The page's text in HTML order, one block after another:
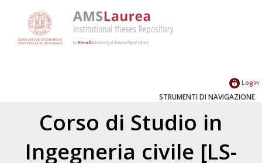
Login
STRUMENTI DI NAVIGAZIONE
Corso di Studio in
Ingegneria civile [LS-